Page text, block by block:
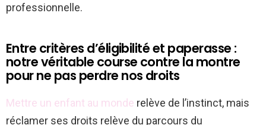
professionnelle.
Entre critères d’éligibilité et paperasse :
notre véritable course contre la montre
pour ne pas perdre nos droits
Mettre un enfant au monde relève de l’instinct, mais
réclamer ses droits relève du parcours du